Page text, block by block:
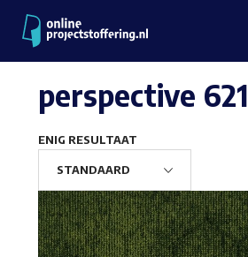
perspective 621
ENIG RESULTAAT